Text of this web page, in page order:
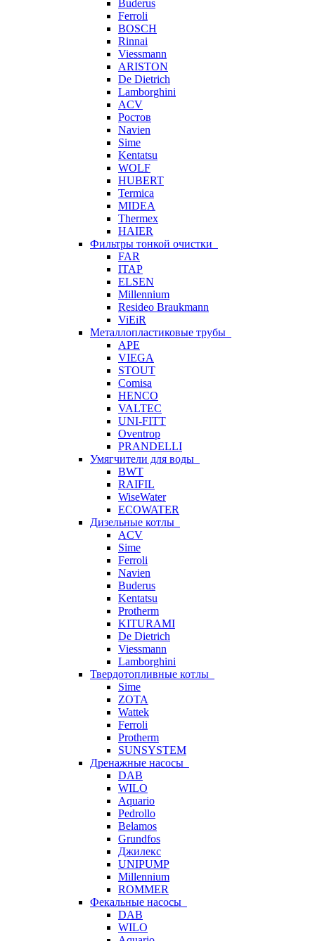
Buderus
Ferroli
BOSCH
Rinnai
Viessmann
ARISTON
De Dietrich
Lamborghini
ACV
Ростов
Navien
Sime
Kentatsu
WOLF
HUBERT
Termica
MIDEA
Thermex
HAIER
Фильтры тонкой очистки
FAR
ITAP
ELSEN
Millennium
Resideo Braukmann
ViEiR
Металлопластиковые трубы
APE
VIEGA
STOUT
Comisa
HENCO
VALTEC
UNI-FITT
Oventrop
PRANDELLI
Умягчители для воды
BWT
RAIFIL
WiseWater
ECOWATER
Дизельные котлы
ACV
Sime
Ferroli
Navien
Buderus
Kentatsu
Protherm
KITURAMI
De Dietrich
Viessmann
Lamborghini
Твердотопливные котлы
Sime
ZOTA
Wattek
Ferroli
Protherm
SUNSYSTEM
Дренажные насосы
DAB
WILO
Aquario
Pedrollo
Belamos
Grundfos
Джилекс
UNIPUMP
Millennium
ROMMER
Фекальные насосы
DAB
WILO